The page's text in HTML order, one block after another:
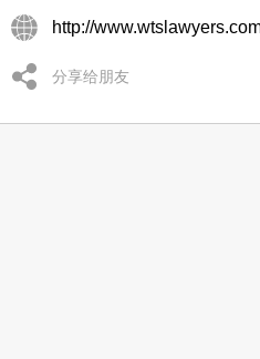
http://
分享给朋友